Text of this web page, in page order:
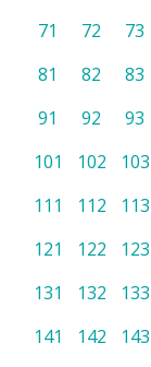
71
72 73
81
82 83
91
92 93
101
102 103
111
112 113
121
122 123
131
132 133
141
142 143